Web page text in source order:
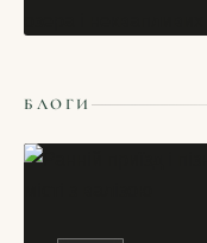
Тронгейм, Норвегія
Ансі, Франція —
БЛОГИ